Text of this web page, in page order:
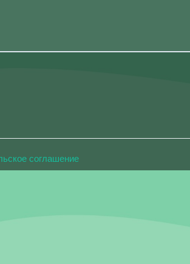
соглашение